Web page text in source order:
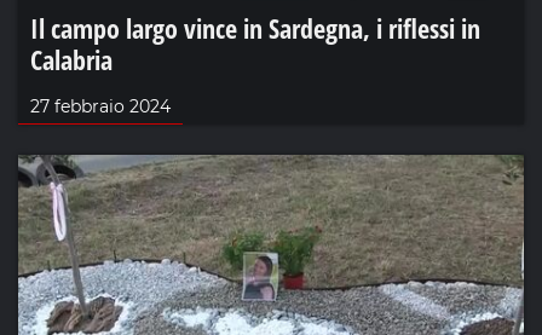
Il campo largo vince in Sardegna, i riflessi in
Calabria
27 febbraio 2024